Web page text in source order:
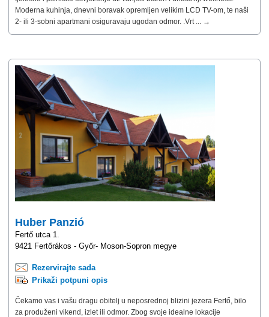
Moderna kuhinja, dnevni boravak opremljen velikim LCD TV-om, te naši
2- ili 3-sobni apartmani osiguravaju ugodan odmor. .Vrt ... →
Huber Panzió
Fertő utca 1.
9421 Fertőrákos - Győr- Moson-Sopron megye
Rezervirajte sada
Prikaži potpuni opis
Čekamo vas i vašu dragu obitelj u neposrednoj blizini jezera Fertő, bilo
za produženi vikend, izlet ili odmor. Zbog svoje idealne lokacije